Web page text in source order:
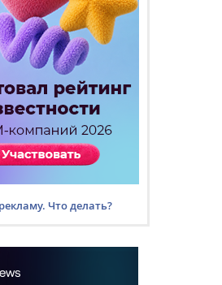
Что делать?